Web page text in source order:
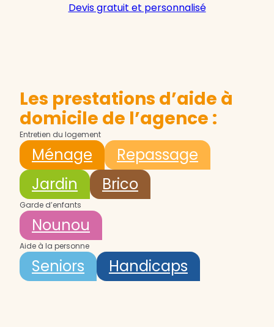
Devis gratuit et personnalisé
Les prestations d’aide à
domicile de l’agence :
Entretien du logement
Ménage
Repassage
Jardin
Brico
Garde d’enfants
Nounou
Aide à la personne
Seniors Handicaps